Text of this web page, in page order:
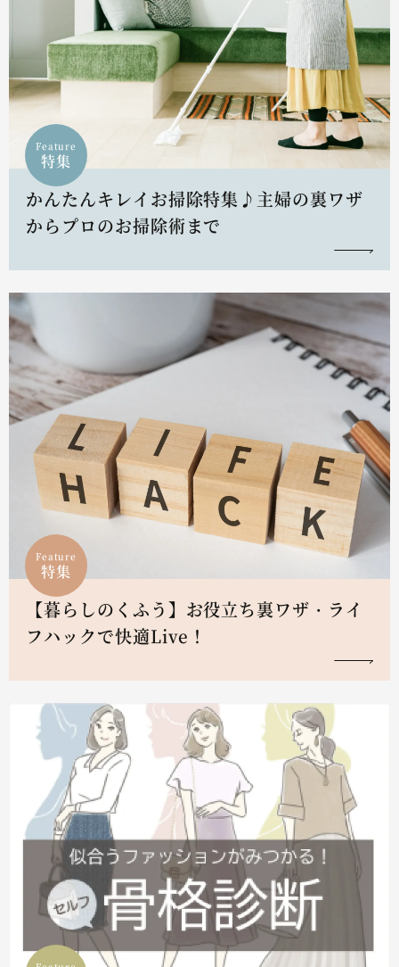
Feature
特集
かんたんキレイお掃除特集♪主婦の裏ワザ
からプロのお掃除術まで
Feature
特集
【暮らしのくふう】お役立ち裏ワザ・ライ
フハックで快適Live！